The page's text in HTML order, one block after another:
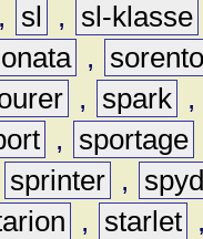
, sl , sl-klasse
,
, spark ,
, sportage
sprinter ,
, starlet